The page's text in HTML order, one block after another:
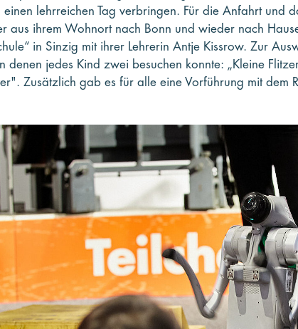
einen lehrreichen Tag verbringen. Für die Anfahrt und
aus ihrem Wohnort nach Bonn und wieder nach
in Sinzig mit ihrer Lehrerin Antje Kissrow. Zur
denen jedes Kind zwei besuchen konnte: „Kleine
Zusätzlich gab es für alle eine Vorführung mit dem